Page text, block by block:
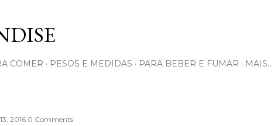
COMER PESOS E MEDIDAS PARA BEBER E FUMAR MAIS…
2016 0 Comments